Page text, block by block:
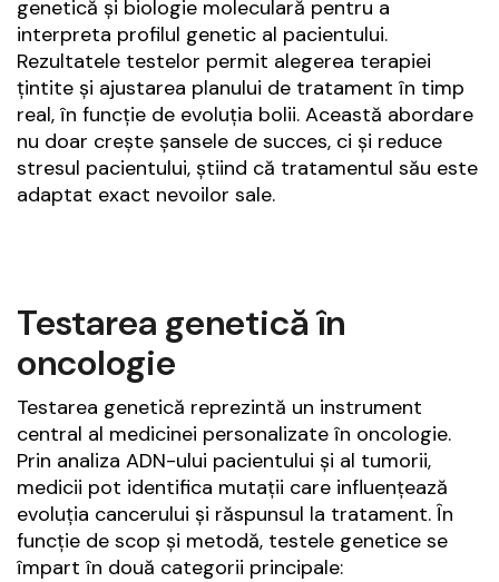
genetică și biologie moleculară pentru a
interpreta profilul genetic al pacientului.
Rezultatele testelor permit alegerea terapiei
țintite și ajustarea planului de tratament în timp
real, în funcție de evoluția bolii. Această abordare
nu doar crește șansele de succes, ci și reduce
stresul pacientului, știind că tratamentul său este
adaptat exact nevoilor sale.
Testarea genetică în
oncologie
Testarea genetică reprezintă un instrument
central al medicinei personalizate în oncologie.
Prin analiza ADN-ului pacientului și al tumorii,
medicii pot identifica mutații care influențează
evoluția cancerului și răspunsul la tratament. În
funcție de scop și metodă, testele genetice se
împart în două categorii principale: